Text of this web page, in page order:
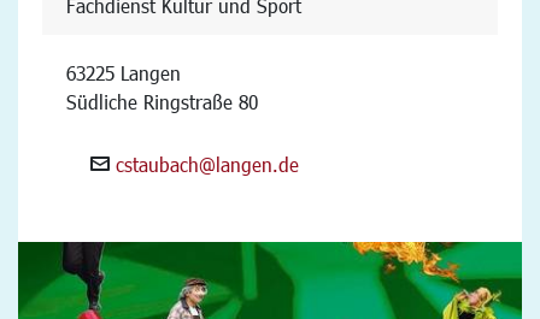
Fachdienst Kultur und Sport
63225 Langen
Südliche Ringstraße 80
cstaubach@langen.de